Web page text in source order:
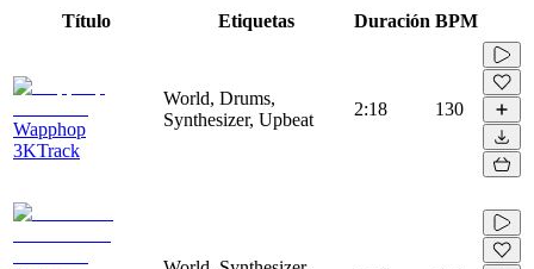
Título Etiquetas Duración BPM
Wapphop
3KTrack
World, Drums,
Synthesizer, Upbeat
2:18 130